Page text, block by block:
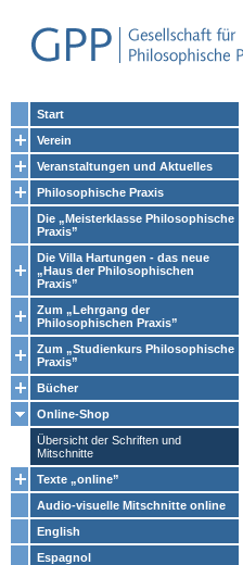
Start
Verein
Veranstaltungen und Aktuelles
Philosophische Praxis
Die „Meisterklasse Philosophische
Praxis”
Die Villa Hartungen - das neue
„Haus der Philosophischen
Praxis”
Zum „Lehrgang der
Philosophischen Praxis”
Zum „Studienkurs Philosophische
Praxis”
Bücher
Online-Shop
Übersicht der Schriften und
Mitschnitte
Texte „online”
Audio-visuelle Mitschnitte online
English
Espagnol